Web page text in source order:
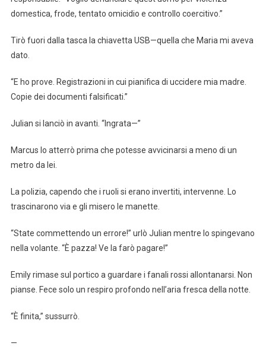
domestica, frode, tentato omicidio e controllo coercitivo.”
Tirò fuori dalla tasca la chiavetta USB—quella che Maria mi aveva
dato.
“E ho prove. Registrazioni in cui pianifica di uccidere mia madre.
Copie dei documenti falsificati.”
Julian si lanciò in avanti. “Ingrata—”
Marcus lo atterrò prima che potesse avvicinarsi a meno di un
metro da lei.
La polizia, capendo che i ruoli si erano invertiti, intervenne. Lo
trascinarono via e gli misero le manette.
“State commettendo un errore!” urlò Julian mentre lo spingevano
nella volante. “È pazza! Ve la farò pagare!”
Emily rimase sul portico a guardare i fanali rossi allontanarsi. Non
pianse. Fece solo un respiro profondo nell’aria fresca della notte.
“È finita,” sussurrò.
—